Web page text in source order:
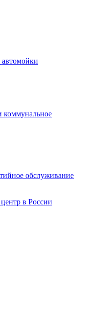
коммунальное
обслуживание
в России